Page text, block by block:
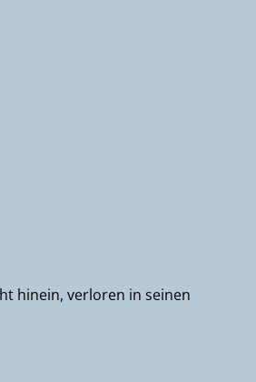
hinein, verloren in seinen